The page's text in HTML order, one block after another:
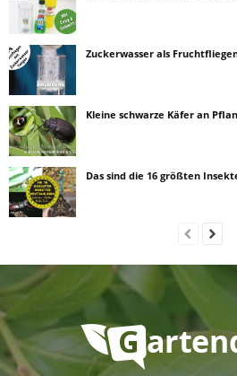
Zuckerwasser als
Kleine schwarze Käfer an
Das sind die 16 größten